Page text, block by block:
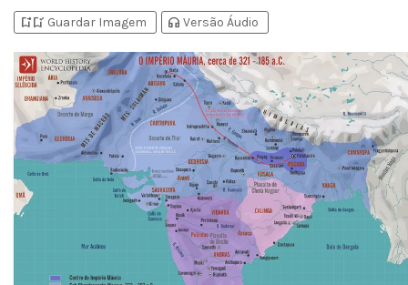
bookmark_addbookmark_added Guardar Imagem headphones Versão Áudio